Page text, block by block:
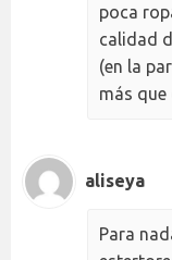
poca
calidad
(en la
más que
aliseya
Para